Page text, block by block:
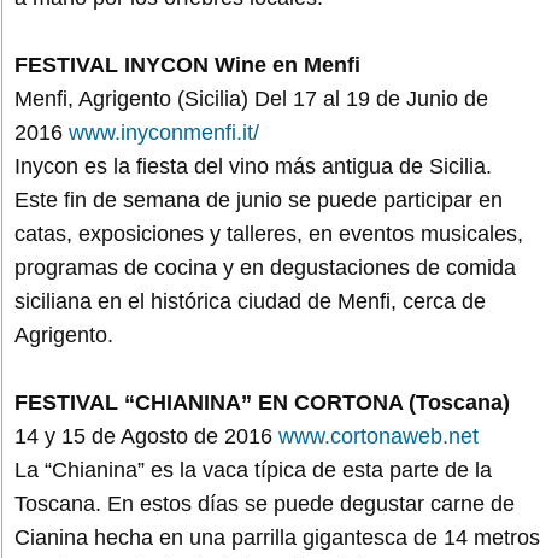
FESTIVAL INYCON Wine en Menfi
Menfi, Agrigento (Sicilia) Del 17 al 19 de Junio de
2016 www.inyconmenfi.it/
Inycon es la fiesta del vino más antigua de Sicilia.
Este fin de semana de junio se puede participar en
catas, exposiciones y talleres, en eventos musicales,
programas de cocina y en degustaciones de comida
siciliana en el histórica ciudad de Menfi, cerca de
Agrigento.
FESTIVAL “CHIANINA” EN CORTONA (Toscana)
14 y 15 de Agosto de 2016 www.cortonaweb.net
La “Chianina” es la vaca típica de esta parte de la
Toscana. En estos días se puede degustar carne de
Cianina hecha en una parrilla gigantesca de 14 metros